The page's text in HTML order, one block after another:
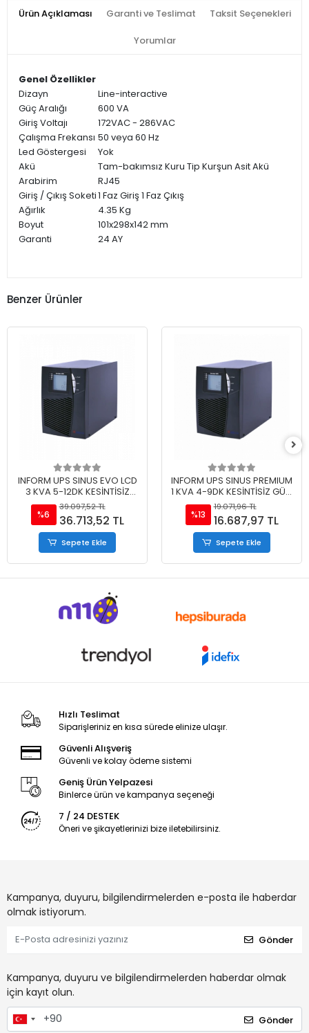
Ürün Açıklaması Garanti ve Teslimat Taksit Seçenekleri
Yorumlar
Genel Özellikler
Dizayn
Line-interactive
Güç Aralığı
600 VA
Giriş Voltajı
172VAC - 286VAC
Çalışma Frekansı 50 veya 60 Hz
Led Göstergesi
Yok
Akü
Tam-bakımsız Kuru Tip Kurşun Asit Akü
Arabirim
RJ45
Giriş / Çıkış Soketi1 Faz Giriş 1 Faz Çıkış
Ağırlık
4.35 Kg
Boyut
101x298x142 mm
Garanti
24 AY
Benzer Ürünler
INFORM UPS SINUS EVO LCD
3 KVA 5-12DK KESİNTİSİZ
GÜÇ KAYNAĞI 9Ah
%6
39.097,52 TL
36.713,52 TL
Sepete Ekle
INFORM UPS SINUS PREMIUM
1 KVA 4-9DK KESİNTİSİZ GÜÇ
KAYNAĞI
%13
19.071,96 TL
16.687,97 TL
Sepete Ekle
Hızlı Teslimat
Siparişleriniz en kısa sürede elinize ulaşır.
Güvenli Alışveriş
Güvenli ve kolay ödeme sistemi
Geniş Ürün Yelpazesi
Binlerce ürün ve kampanya seçeneği
7 / 24 DESTEK
Öneri ve şikayetlerinizi bize iletebilirsiniz.
Kampanya, duyuru, bilgilendirmelerden e-posta ile haberdar
olmak istiyorum.
Gönder
Kampanya, duyuru ve bilgilendirmelerden haberdar olmak
için kayıt olun.
Gönder